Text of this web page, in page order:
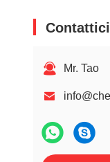
Contattici
Mr. Tao